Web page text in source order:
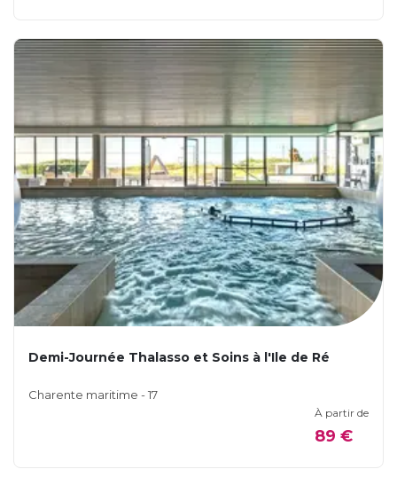
Demi-Journée Thalasso et Soins à l'Ile de Ré
Charente maritime - 17
À partir de
89 €